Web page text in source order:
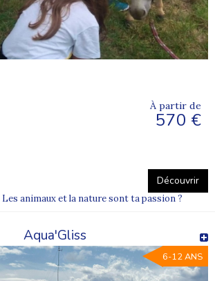
À partir de
570 €
Découvrir
animaux et la nature sont ta passion ?
Aqua'Gliss
6-12 ANS